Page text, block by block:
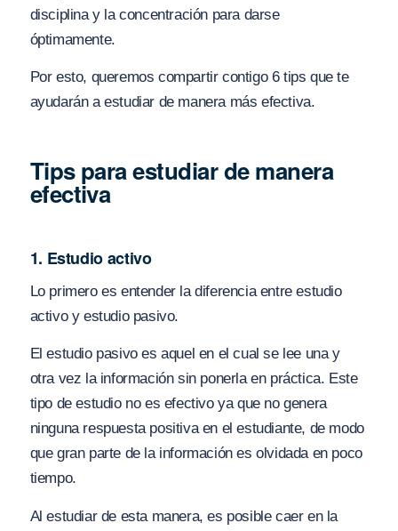
disciplina y la concentración para darse
óptimamente.
Por esto, queremos compartir contigo 6 tips que te
ayudarán a estudiar de manera más efectiva.
Tips para estudiar de manera
efectiva
1. Estudio activo
Lo primero es entender la diferencia entre estudio
activo y estudio pasivo.
El estudio pasivo es aquel en el cual se lee una y
otra vez la información sin ponerla en práctica. Este
tipo de estudio no es efectivo ya que no genera
ninguna respuesta positiva en el estudiante, de modo
que gran parte de la información es olvidada en poco
tiempo.
Al estudiar de esta manera, es posible caer en la